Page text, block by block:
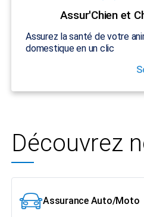
Assur'Chien et
Assurez la santé de votre
domestique en un clic
Découvrez
Assurance Auto/Moto